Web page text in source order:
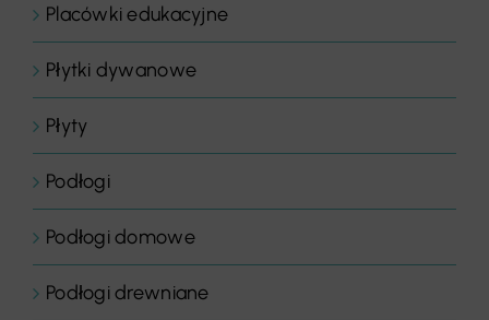
Placówki edukacyjne
Płytki dywanowe
Płyty
Podłogi
Podłogi domowe
Podłogi drewniane